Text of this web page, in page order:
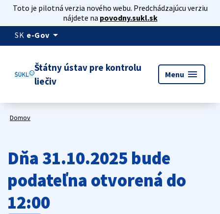
Toto je pilotná verzia nového webu. Predchádzajúcu verziu
nájdete na povodny.sukl.sk
SK e-Gov arrow_drop_down
Štátny ústav pre kontrolu
liečiv
Menu menu
Domov
Dňa 31.10.2025 bude
podateľna otvorená do
12:00